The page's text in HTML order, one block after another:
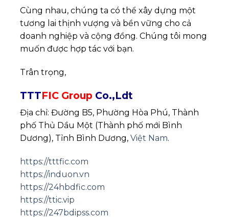
Cùng nhau, chúng ta có thể xây dựng một
tương lai thịnh vượng và bền vững cho cả
doanh nghiệp và cộng đồng. Chúng tôi mong
muốn được hợp tác với bạn.
Trân trọng,
TTTFIC Group Co.,Ldt
Địa chỉ: Đường B5, Phường Hòa Phú, Thành
phố Thủ Dầu Một (Thành phố mới Bình
Dương), Tỉnh Bình Dương, Việt Nam.
https://tttfic.com
https://induon.vn
https://24hbdfic.com
https://ttic.vip
https://247bdipss.com